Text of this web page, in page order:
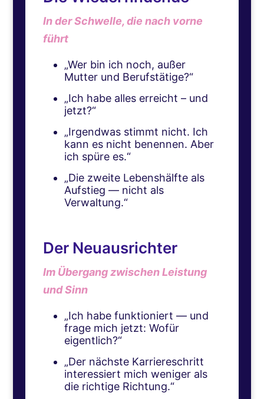
In der Schwelle, die nach vorne
führt
„Wer bin ich noch, außer
Mutter und Berufstätige?“
„Ich habe alles erreicht – und
jetzt?“
„Irgendwas stimmt nicht. Ich
kann es nicht benennen. Aber
ich spüre es.“
„Die zweite Lebenshälfte als
Aufstieg — nicht als
Verwaltung.“
Der Neuausrichter
Im Übergang zwischen Leistung
und Sinn
„Ich habe funktioniert — und
frage mich jetzt: Wofür
eigentlich?“
„Der nächste Karriereschritt
interessiert mich weniger als
die richtige Richtung.“